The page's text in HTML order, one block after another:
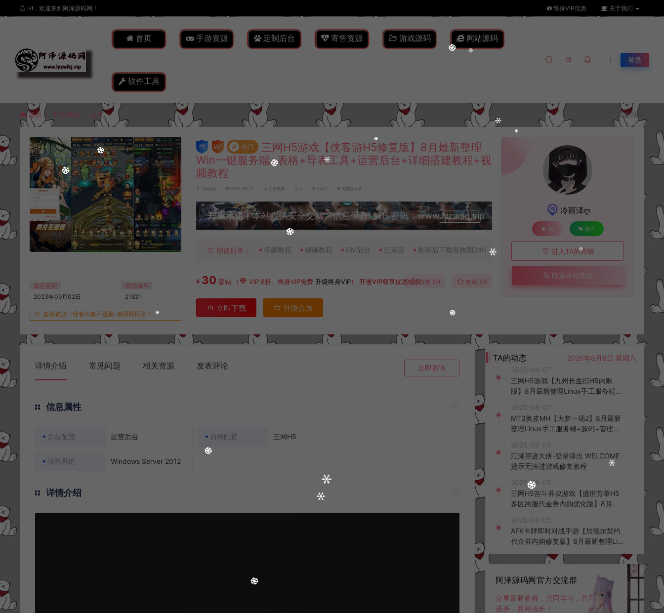
HI，欢迎来到阿泽源码网！ 终身VIP优惠 关于我们
首页 手游资源 定制后台 寄售资源 游戏源码 网站源码
软件工具
登录
首页 手游资源 正文 我要投稿
最近更新
2023年09月02日
资源编号
21821
虚拟资源一经售出概不退换-购买即同意！
# 热门
三网H5游戏【侠客游H5修复版】8月最新整理
Win一键服务端+表格+导表工具+运营后台+详细搭建教程+视
频教程
冷雨泽ღ 2023-09-01 手游资源 0 3,421 百度已收录
郑重承诺丨本站提供安全交易、信息保真! 解压密码：www.lyzwlkj.vip
升级会员
增值服务： 搭建教程 视频教程 GM后台 已亲测 购买后下载有效期24H
¥ 30 星钻 （ VIP 8折、终身VIP免费 升级终身VIP）开通VIP尊享优惠特权点赞 (0) 收藏 (0)
立即下载 升级会员
冷雨泽ღ
QQ 微信
进入TA的商铺
联系本站客服
详情介绍 常见问题 相关资源 发表评论 立即咨询
信息属性
后台配置 运营后台 前端配置 三网H5
演示系统 Windows Server 2012
详情介绍
TA的动态
2026年8月8日 星期六
2026-08-07
三网H5游戏【九州长生衍H5内购
版】8月最新整理Linux手工服务端
客户端+详细搭建教程+视频教程
2026-08-07
MT3换皮MH【大梦一场2】8月最新
整理Linux手工服务端+源码+管理后
频教程
2026-08-05
江湖墨迹大侠-登录弹出 WELCOME
提示无法进游戏修复教程
2026-08-05
三网H5宫斗养成游戏【盛世芳華H5
多区跨服代金券内购优化版】8月最
台+全资源安卓+详细搭建教程+视频
教程
2026-08-05
AFK卡牌即时对战手游【加德尔契约
代金券内购修复版】8月最新整理Lin
K授权后台+安卓苹果双端+详细搭建
阿泽源码网官方交流群
分享最新教程，共同学习，共同
进步，共同成长！